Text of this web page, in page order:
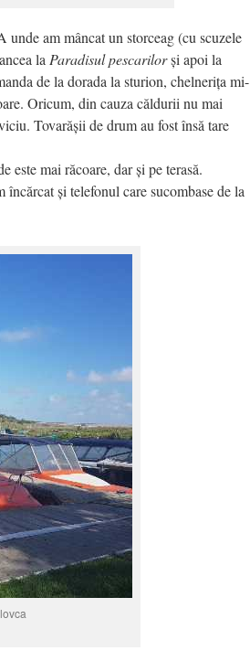
am mâncat un storceag (cu scuzele
la Paradisul pescarilorși apoi la
de la dorada la sturion, chelnerița mi-
Oricum, din cauza căldurii nu mai
Tovarășii de drum au fost însă tare
este mai răcoare, dar și pe terasă.
și telefonul care sucombase de la